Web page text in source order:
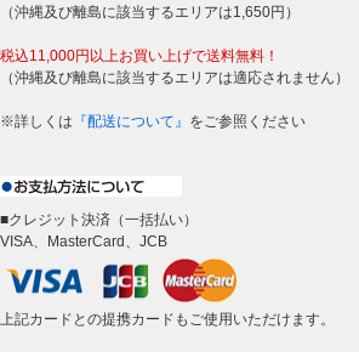
（沖縄及び離島に該当するエリアは1,650円）
税込11,000円以上お買い上げで送料無料！
（沖縄及び離島に該当するエリアは適応されません）
※詳しくは 『配送について』 をご参照ください
■クレジット決済（一括払い）
VISA、MasterCard、JCB
上記カードとの提携カードもご使用いただけます。